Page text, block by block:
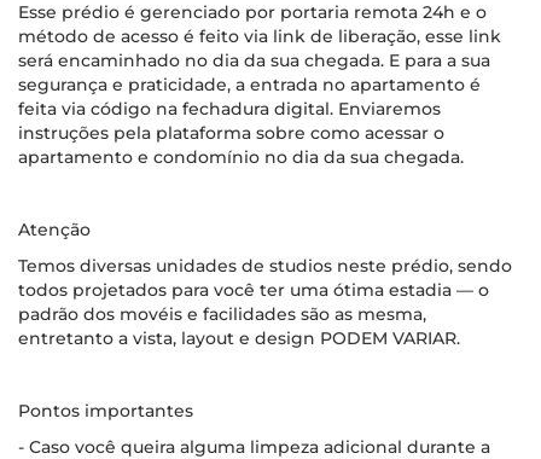
Esse prédio é gerenciado por portaria remota 24h e o
método de acesso é feito via link de liberação, esse link
será encaminhado no dia da sua chegada. E para a sua
segurança e praticidade, a entrada no apartamento é
feita via código na fechadura digital. Enviaremos
instruções pela plataforma sobre como acessar o
apartamento e condomínio no dia da sua chegada.
Atenção
Temos diversas unidades de studios neste prédio, sendo
todos projetados para você ter uma ótima estadia — o
padrão dos movéis e facilidades são as mesma,
entretanto a vista, layout e design PODEM VARIAR.
Pontos importantes
- Caso você queira alguma limpeza adicional durante a